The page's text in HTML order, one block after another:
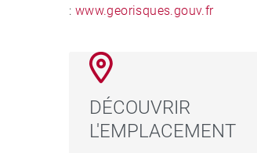
: www.georisques.gouv.fr
DÉCOUVRIR
L'EMPLACEMENT